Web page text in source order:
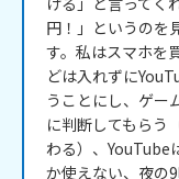
円！」というのを
す。私はスマホを
どは入れずに
うことにし、ゲー
に判断してもらう
わる）、YouTube
か使えない、夜の